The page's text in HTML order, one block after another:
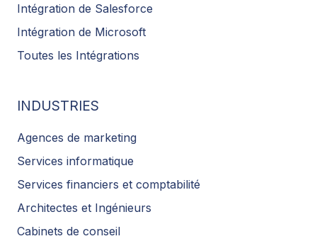
Intégration de Salesforce
Intégration de Microsoft
Toutes les Intégrations
INDUSTRIES
Agences de marketing
Services informatique
Services financiers et comptabilité
Architectes et Ingénieurs
Cabinets de conseil